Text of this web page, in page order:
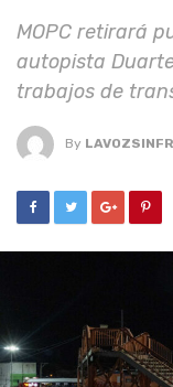
MOPC retirará
autopista
trabajos de
By